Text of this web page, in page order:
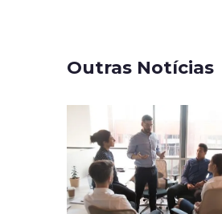
Outras Notícias